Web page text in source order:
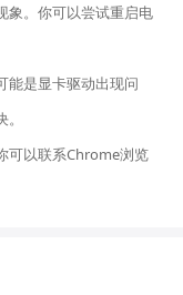
象。你可以尝试重启电
能是显卡驱动出现问
可以联系Chrome浏览